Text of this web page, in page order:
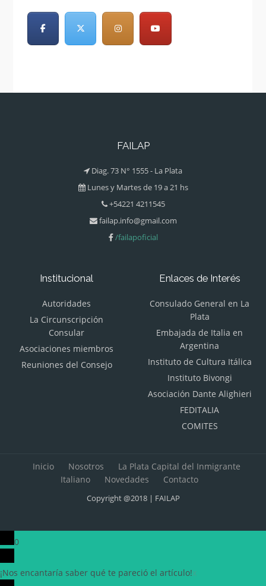
FAILAP
Diag. 73 N° 1555 - La Plata
Lunes y Martes de 19 a 21 hs
+54221 4211545
failap.info@gmail.com
/failapoficial
Institucional
Autoridades
La Circunscripción
Consular
Asociaciones miembros
Reuniones del Consejo
Enlaces de Interés
Consulado General en La
Plata
Embajada de Italia en
Argentina
Instituto de Cultura Itálica
Instituto Bivongi
Asociación Dante Alighieri
FEDITALIA
COMITES
Inicio Nosotros
La Plata Capital del Inmigrante
Italiano
Novedades Contacto
Copyright @2018 | FAILAP
0
¡Nos encantaría saber qué te pareció el artículo!x